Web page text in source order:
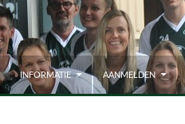
INFORMATIE AANMELDEN